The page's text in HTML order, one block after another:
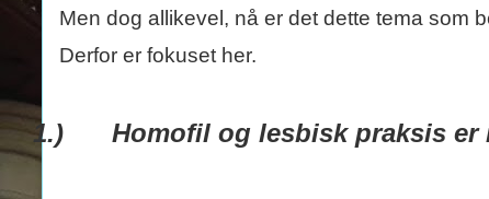
Men dog allikevel, nå er det dette tema som
Derfor er fokuset her.
1.) Homofil og lesbisk praksis er